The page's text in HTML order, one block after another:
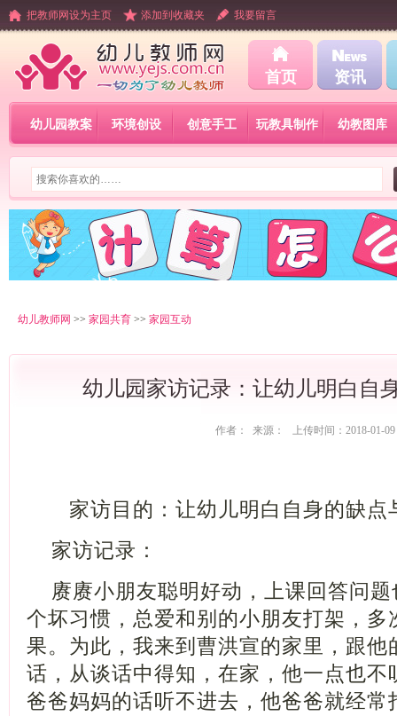
把教师网设为主页 添加到收藏夹 我要留言
首页 资讯
幼儿园教案 环境创设 创意手工 玩教具制作 幼教图库
幼儿教师网 >> 家园共育 >> 家园互动
幼儿园家访记录：让幼儿明白自
作者： 来源： 上传时间：2018-01-09
家访目的：让幼儿明白自身的
家访记录：
赓赓小朋友聪明好动，上课回答问题
个坏习惯，总爱和别的小朋友打架，多
果。为此，我来到曹洪宣的家里，跟他
话，从谈话中得知，在家，他一点也不
爸爸妈妈的话听不进去，他爸爸就经常